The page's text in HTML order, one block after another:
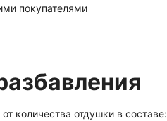
покупателями
количества отдушки в составе: